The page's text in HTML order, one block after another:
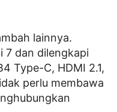
lainnya.
7 dan dilengkapi
Type-C, HDMI 2.1,
perlu membawa